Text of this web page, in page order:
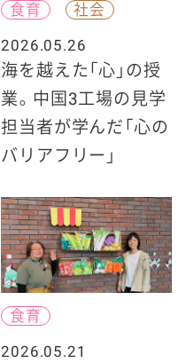
食育
社会
2026.05.26
海を越えた「心」の授
業。中国3工場の見学
担当者が学んだ「心の
バリアフリー」
食育
2026.05.21